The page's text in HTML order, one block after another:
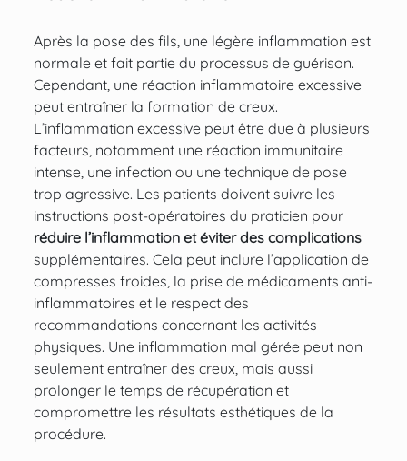
Après la pose des fils, une légère inflammation est
normale et fait partie du processus de guérison.
Cependant, une réaction inflammatoire excessive
peut entraîner la formation de creux.
L’inflammation excessive peut être due à plusieurs
facteurs, notamment une réaction immunitaire
intense, une infection ou une technique de pose
trop agressive. Les patients doivent suivre les
instructions post-opératoires du praticien pour
réduire l’inflammation et éviter des complications
supplémentaires. Cela peut inclure l’application de
compresses froides, la prise de médicaments anti-
inflammatoires et le respect des
recommandations concernant les activités
physiques. Une inflammation mal gérée peut non
seulement entraîner des creux, mais aussi
prolonger le temps de récupération et
compromettre les résultats esthétiques de la
procédure.